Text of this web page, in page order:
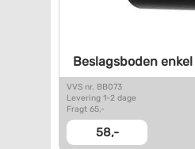
Beslagsboden
VVS nr. BB073
Levering 1-2 dage
Fragt 65,-
58,-